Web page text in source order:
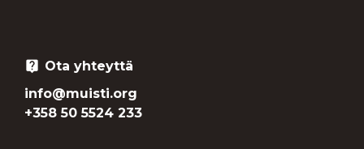
live_help
Ota yhteyttä
info@muisti.org
+358 50 5524 233